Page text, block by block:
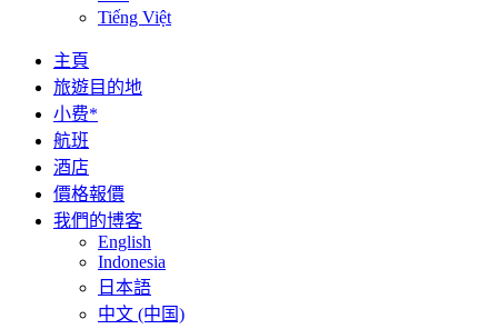
Tiếng Việt
主頁
旅遊目的地
小费*
航班
酒店
價格報價
我們的博客
English
Indonesia
日本語
中文 (中国)